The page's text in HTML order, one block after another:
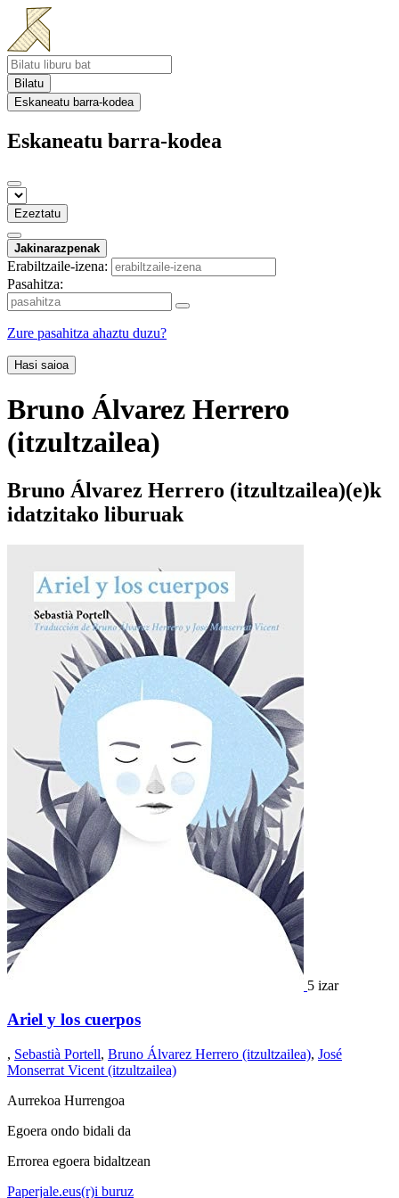
Bilatu
Eskaneatu barra-kodea
Eskaneatu barra-kodea
Ezeztatu
Jakinarazpenak
Erabiltzaile-izena:
Pasahitza:
Zure pasahitza ahaztu duzu?
Hasi saioa
Bruno Álvarez Herrero
(itzultzailea)
Bruno Álvarez Herrero (itzultzailea)(e)k
idatzitako liburuak
5 izar
Ariel y los cuerpos
, Sebastià Portell, Bruno Álvarez Herrero (itzultzailea), José
Monserrat Vicent (itzultzailea)
Aurrekoa Hurrengoa
Egoera ondo bidali da
Errorea egoera bidaltzean
Paperjale.eus(r)i buruz